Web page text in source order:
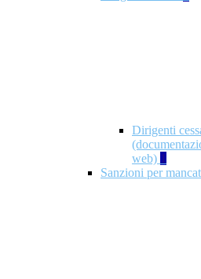
Dirigenti
web) 1
Sanzioni per